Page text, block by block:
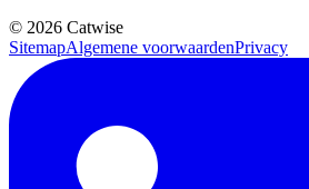
© 2026 Catwise
SitemapAlgemene voorwaardenPrivacy